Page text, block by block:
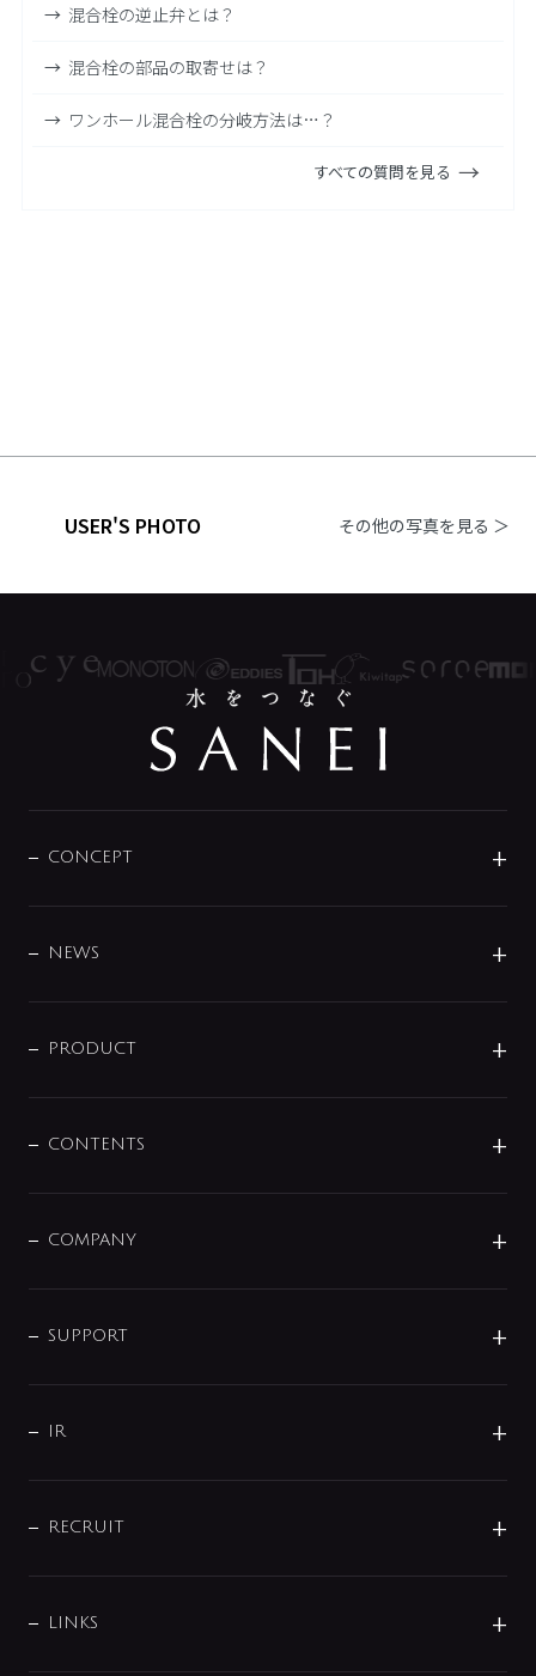
混合栓の逆止弁とは？
混合栓の部品の取寄せは？
ワンホール混合栓の分岐方法は…？
すべての質問を見る
USER'S PHOTO その他の写真を見る ＞
CONCEPT
DESIGN
NEWS
商品に関して
その他
PRODUCT
センサー・タッチ水栓
単水栓
分岐
配管システム
バス・空調周辺用品
トイレ周辺用品
CONTENTS
じぶんシャワーが見つかる
COMPANY
企業理念
会社概要
事業所案内
SUPPORT
よくあるご質問
データダウンロード
みらいエコ住宅2026事業
IR
IRニュース
IRライブラリ
RECRUIT
募集要項
LINKS